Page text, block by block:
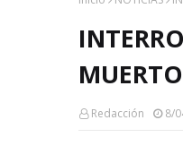
Redacción 8/